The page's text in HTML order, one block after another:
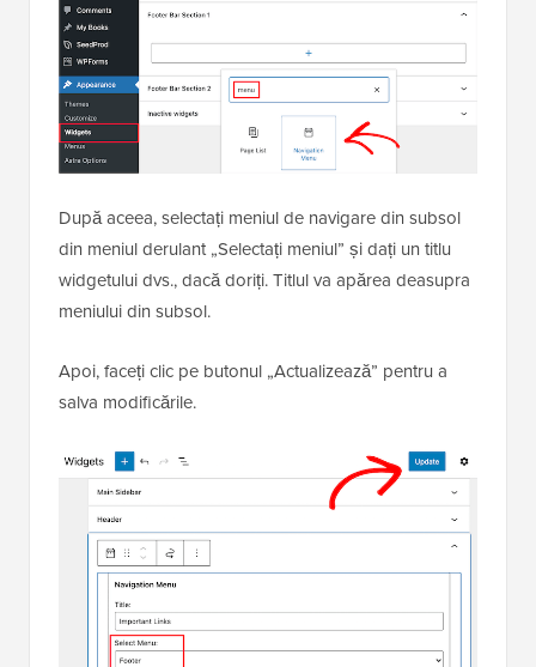
După aceea, selectați meniul de navigare din subsol
din meniul derulant „Selectați meniul” și dați un titlu
widgetului dvs., dacă doriți. Titlul va apărea deasupra
meniului din subsol.
Apoi, faceți clic pe butonul „Actualizează” pentru a
salva modificările.